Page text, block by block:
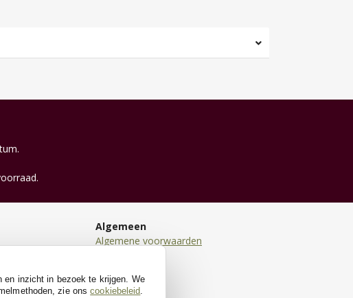
Algemeen
Algemene voorwaarden
Cookies
en inzicht in bezoek te krijgen. We
zie onscookiebeleid